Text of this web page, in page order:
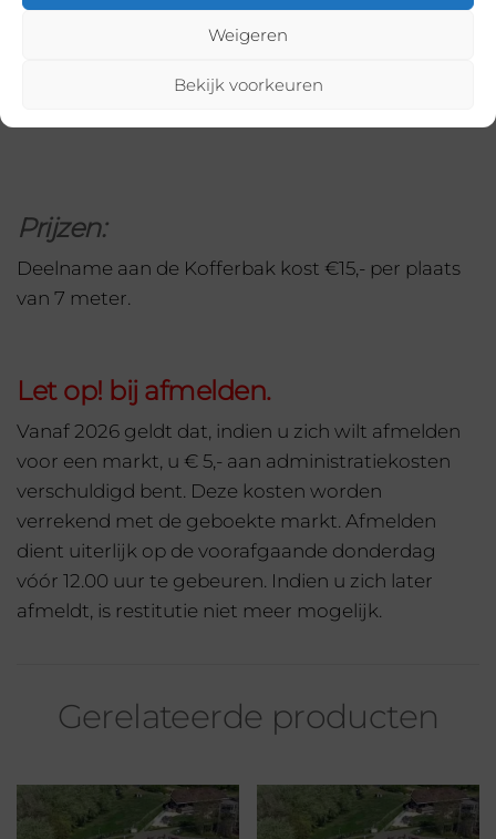
Weigeren
Bekijk voorkeuren
voor verschillende lengtes.
Heeft u meer dan 7 meter nodig? Reserveer dan
formulier in te vullen.
Prijzen:
Deelname aan de Kofferbak kost €15,- per plaats
van 7 meter.
Let op! bij afmelden.
Vanaf 2026 geldt dat, indien u zich wilt afmelden
voor een markt, u € 5,- aan administratiekosten
verschuldigd bent. Deze kosten worden
verrekend met de geboekte markt. Afmelden
dient uiterlijk op de voorafgaande donderdag
vóór 12.00 uur te gebeuren. Indien u zich later
afmeldt, is restitutie niet meer mogelijk.
Gerelateerde producten